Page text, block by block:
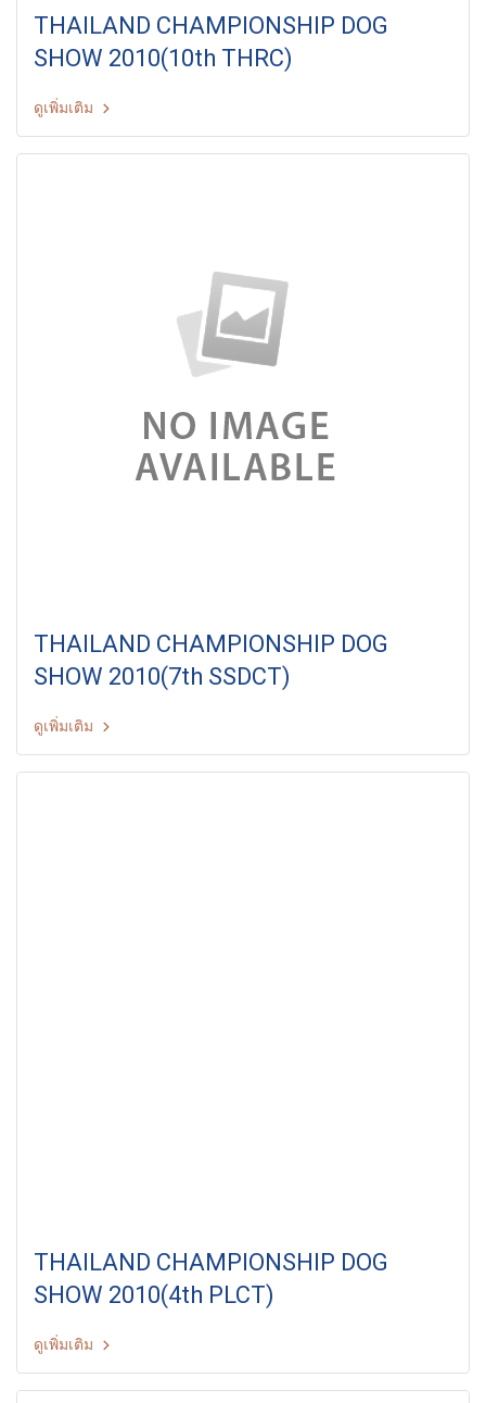
THAILAND CHAMPIONSHIP DOG
SHOW 2010(10th THRC)
ดูเพิ่มเติม
THAILAND CHAMPIONSHIP DOG
SHOW 2010(7th SSDCT)
ดูเพิ่มเติม
THAILAND CHAMPIONSHIP DOG
SHOW 2010(4th PLCT)
ดูเพิ่มเติม